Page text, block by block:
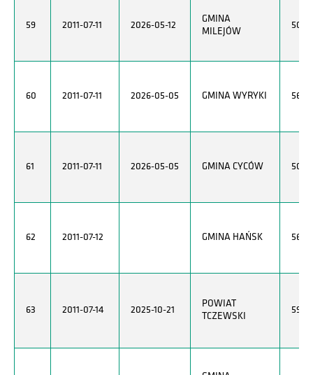
59 2011-07-11 2026-05-12
GMINA
MILEJÓW
60 2011-07-11 2026-05-05 GMINA WYRYKI
61 2011-07-11 2026-05-05 GMINA CYCÓW
62 2011-07-12 GMINA HAŃSK
63 2011-07-14 2025-10-21
POWIAT
TCZEWSKI